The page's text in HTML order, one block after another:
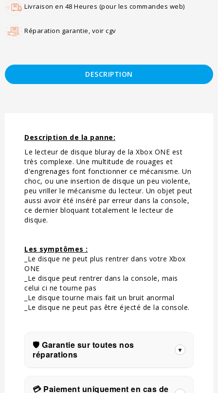
Livraison en 48 Heures (pour les commandes web)
Réparation garantie, voir cgv
DESCRIPTION
Description de la panne:
Le lecteur de disque bluray de la Xbox ONE est
très complexe. Une multitude de rouages et
d'engrenages font fonctionner ce mécanisme. Un
choc, ou une insertion de disque un peu violente,
peu vriller le mécanisme du lecteur. Un objet peut
aussi avoir été inséré par erreur dans la console,
ce dernier bloquant totalement le lecteur de
disque.
Les symptômes :
_Le disque ne peut plus rentrer dans votre Xbox
ONE
_Le disque peut rentrer dans la console, mais
celui ci ne tourne pas
_Le disque tourne mais fait un bruit anormal
_Le disque ne peut pas être éjecté de la console.
🛡️ Garantie sur toutes nos
réparations
▼
💳 Paiement uniquement en cas de